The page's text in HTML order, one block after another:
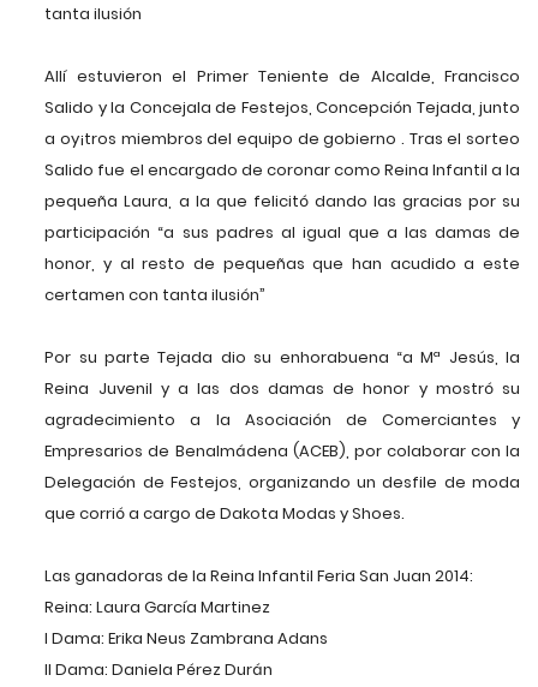
tanta ilusión
Allí estuvieron el Primer Teniente de Alcalde, Francisco
Salido y la Concejala de Festejos, Concepción Tejada, junto
a oy¡tros miembros del equipo de gobierno . Tras el sorteo
Salido fue el encargado de coronar como Reina Infantil a la
pequeña Laura, a la que felicitó dando las gracias por su
participación “a sus padres al igual que a las damas de
honor, y al resto de pequeñas que han acudido a este
certamen con tanta ilusión”
Por su parte Tejada dio su enhorabuena “a Mª Jesús, la
Reina Juvenil y a las dos damas de honor y mostró su
agradecimiento a la Asociación de Comerciantes y
Empresarios de Benalmádena (ACEB), por colaborar con la
Delegación de Festejos, organizando un desfile de moda
que corrió a cargo de Dakota Modas y Shoes.
Las ganadoras de la Reina Infantil Feria San Juan 2014:
Reina: Laura García Martinez
I Dama: Erika Neus Zambrana Adans
II Dama: Daniela Pérez Durán